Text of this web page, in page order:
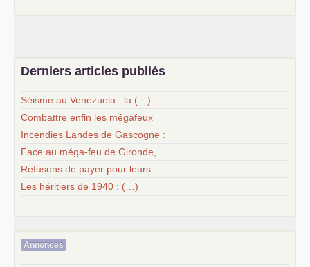
Derniers articles publiés
Séisme au Venezuela : la (…)
Combattre enfin les mégafeux
Incendies Landes de Gascogne :
Face au méga-feu de Gironde,
Refusons de payer pour leurs
Les héritiers de 1940 : (…)
Annonces